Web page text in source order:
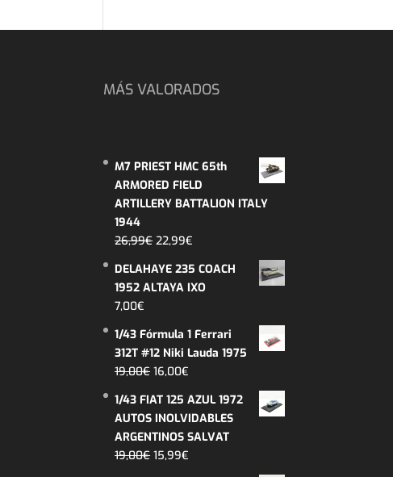
MÁS VALORADOS
M7 PRIEST HMC 65th
ARMORED FIELD
ARTILLERY BATTALION ITALY
1944
26,99€ El
original
era:
22,99€
actual
es:
DELAHAYE 235 COACH
1952 ALTAYA IXO
7,00€
1/43 Fórmula 1 Ferrari
312T #12 Niki Lauda 1975
19,00€ El
original
era:
19,00€.
16,00€
actual
es:
16,00€.
1/43 FIAT 125 AZUL 1972
AUTOS INOLVIDABLES
ARGENTINOS SALVAT
19,00€ El
15,99€